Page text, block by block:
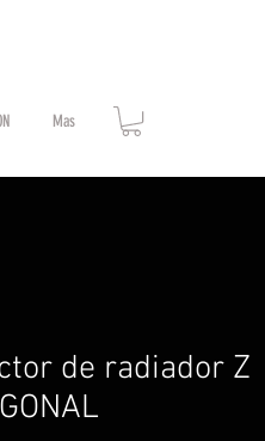
Mas
de radiador Z